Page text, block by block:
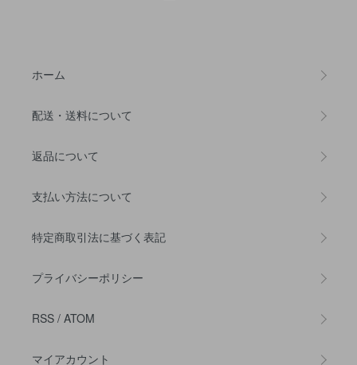
ホーム
配送・送料について
返品について
支払い方法について
特定商取引法に基づく表記
プライバシーポリシー
RSS / ATOM
マイアカウント